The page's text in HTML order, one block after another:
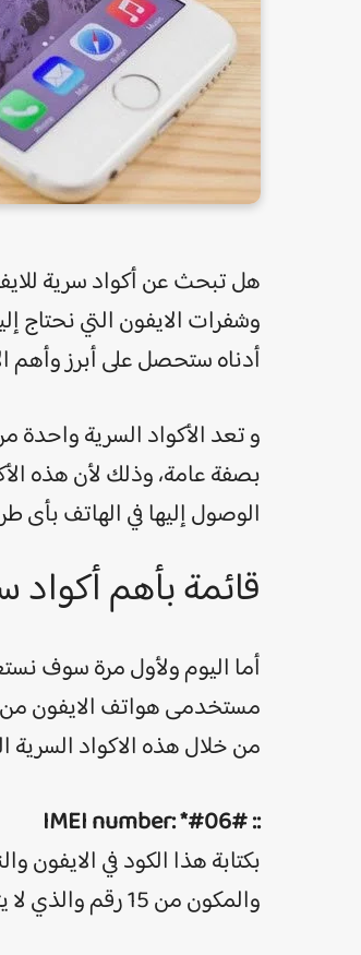
هل تبحث عن أكواد سرية
وشفرات الايفون التي نحتاج
أدناه ستحصل على أبرز وأهم
و تعد الأكواد السرية واحدة
بصفة عامة، وذلك لأن هذه
الوصول إليها في الهاتف بأى
قائمة بأهم أكواد
أما اليوم ولأول مرة سوف
مستخدمى هواتف الايفون من
من خلال هذه الاكواد السرية
:: IMEI number: *#06#
بكتابة هذا الكود في
والمكون من 15 رقم والذي لا يتشابه مع أى جهاز آخَر.